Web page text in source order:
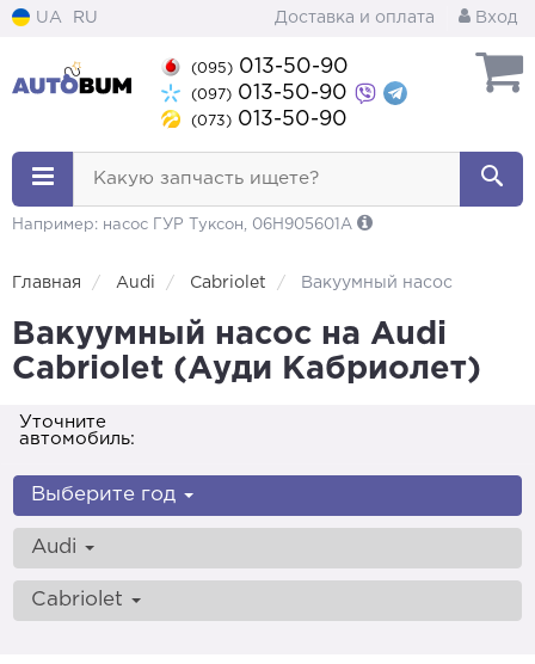
UA RU Доставка и оплата Вход
(095) 013-50-90
(097) 013-50-90
(073) 013-50-90
Какую запчасть ищете?
Например: насос ГУР Туксон, 06H905601A
Главная Audi Cabriolet Вакуумный насос
Вакуумный насос на Audi
Cabriolet (Ауди Кабриолет)
Уточните
автомобиль:
Выберите год
Audi
Cabriolet